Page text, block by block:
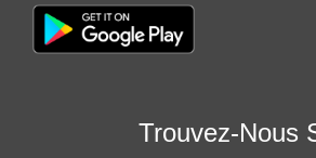
Trouvez-Nous